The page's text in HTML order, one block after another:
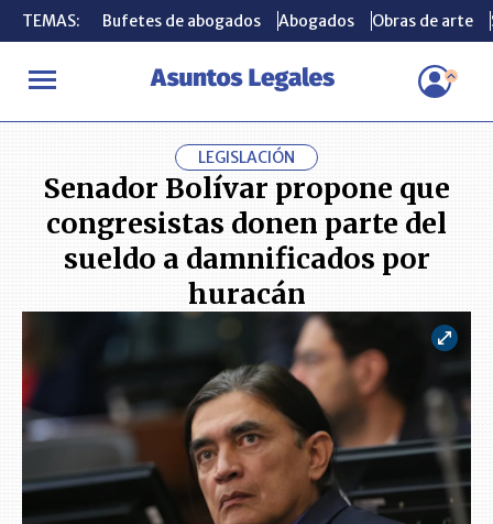
TEMAS: Bufetes de abogados Abogados Obras de arte
INICIO ACTUALIDAD Senador Bolívar propone que
TEMAS: Bufetes de abogados Abogados Obras de arte
LEGISLACIÓN
Senador Bolívar propone que
congresistas donen parte del
sueldo a damnificados por
huracán